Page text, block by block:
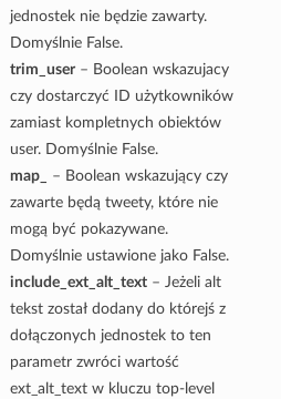
jednostek nie będzie zawarty.
Domyślnie False.
trim_user– Boolean wskazujacy
czy dostarczyć ID użytkowników
zamiast kompletnych obiektów
user. Domyślnie False.
map_
– Boolean wskazujący czy
zawarte będą tweety, które nie
mogą być pokazywane.
Domyślnie ustawione jako False.
include_ext_alt_text– Jeżeli alt
tekst został dodany do którejś z
dołączonych jednostek to ten
parametr zwróci wartość
ext_alt_text w kluczu top-level